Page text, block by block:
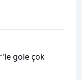
gole çok